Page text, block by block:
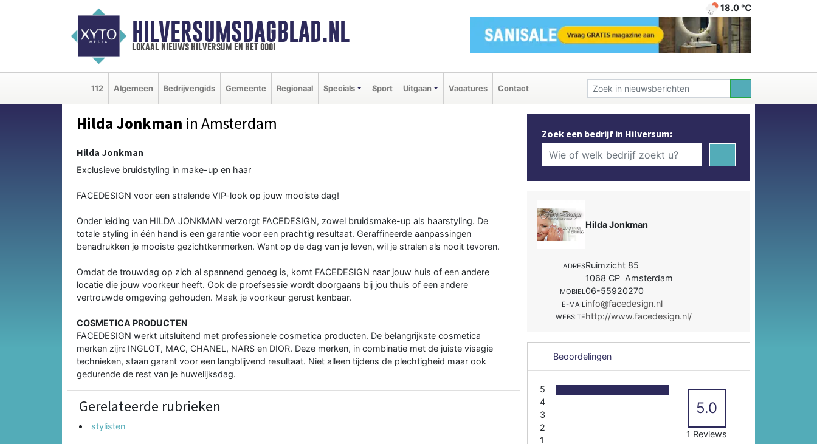
HILVERSUMSDAGBLAD.NL
lokaal nieuws hilversum en het gooi
18.0 ℃
112 Algemeen Bedrijvengids Gemeente Regionaal Specials Sport Uitgaan Vacatures Contact
Hilda Jonkman in Amsterdam
Hilda Jonkman
Exclusieve bruidstyling in make-up en haar
FACEDESIGN voor een stralende VIP-look op jouw mooiste dag!
Onder leiding van HILDA JONKMAN verzorgt FACEDESIGN, zowel bruidsmake-up als haarstyling. De
totale styling in één hand is een garantie voor een prachtig resultaat. Geraffineerde aanpassingen
benadrukken je mooiste gezichtkenmerken. Want op de dag van je leven, wil je stralen als nooit tevoren.
Omdat de trouwdag op zich al spannend genoeg is, komt FACEDESIGN naar jouw huis of een andere
locatie die jouw voorkeur heeft. Ook de proefsessie wordt doorgaans bij jou thuis of een andere
vertrouwde omgeving gehouden. Maak je voorkeur gerust kenbaar.
COSMETICA PRODUCTEN
FACEDESIGN werkt uitsluitend met professionele cosmetica producten. De belangrijkste cosmetica
merken zijn: INGLOT, MAC, CHANEL, NARS en DIOR. Deze merken, in combinatie met de juiste visagie
technieken, staan garant voor een langblijvend resultaat. Niet alleen tijdens de plechtigheid maar ook
gedurende de rest van je huwelijksdag.
Gerelateerde rubrieken
stylisten
Zoek een bedrijf in Hilversum:
Hilda Jonkman
ADRESRuimzicht 85
1068 CP Amsterdam
MOBIEL06-55920270
E-MAILinfo@facedesign.nl
WEBSITEhttp://www.facedesign.nl/
Beoordelingen
5
4
3
2
1
5.0
1 Reviews